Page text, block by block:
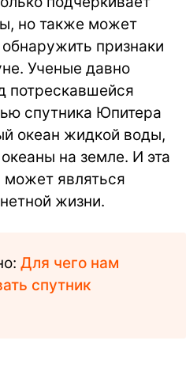
но также может
признаки
Ученые давно
потрескавшейся
спутника Юпитера
океан жидкой воды,
на земле. И эта
может являться
жизни.
Для чего нам
спутник